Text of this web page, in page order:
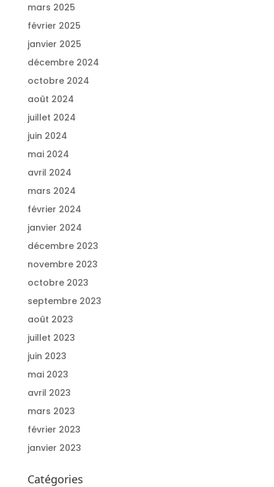
mars 2025
février 2025
janvier 2025
décembre 2024
octobre 2024
août 2024
juillet 2024
juin 2024
mai 2024
avril 2024
mars 2024
février 2024
janvier 2024
décembre 2023
novembre 2023
octobre 2023
septembre 2023
août 2023
juillet 2023
juin 2023
mai 2023
avril 2023
mars 2023
février 2023
janvier 2023
Catégories